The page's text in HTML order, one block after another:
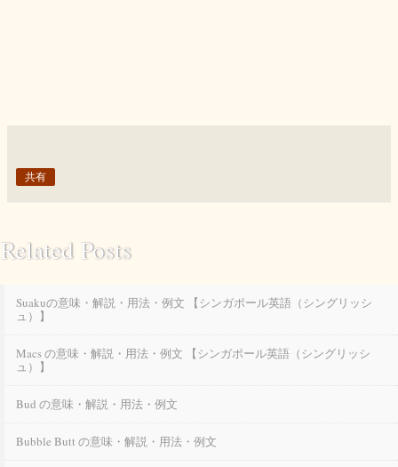
共有
Related Posts
Suakuの意味・解説・用法・例文 【シンガポール英語（シングリッシ
ュ）】
Macs の意味・解説・用法・例文 【シンガポール英語（シングリッシ
ュ）】
Bud の意味・解説・用法・例文
Bubble Butt の意味・解説・用法・例文